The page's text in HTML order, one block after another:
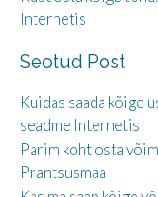
Internetis
Seotud Post
Kuidas saada kõige
seadme Internetis
Parim koht osta
Prantsusmaa